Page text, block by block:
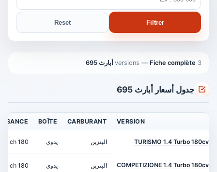
Filtrer
Reset
3 versions
— Fiche complète أبارث 695
جدول أسعار أبارث 695
VERSION
CARBURANT
BOÎTE
TURISMO 1.4 Turbo 180cv البنزين يدوي 180 ch
COMPETIZIONE 1.4 Turbo 180cv البنزين يدوي 180 ch